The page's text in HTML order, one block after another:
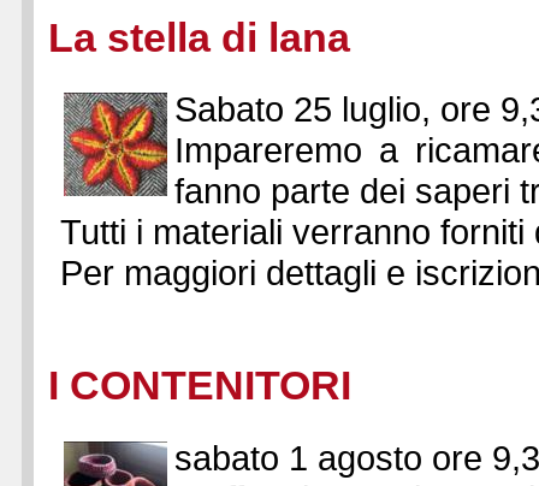
La stella di lana
Sabato 25 luglio, ore
Impareremo a
fanno parte dei saperi
Tutti i materiali verranno
Per maggiori dettagli e
I CONTENITORI
sabato 1 agosto ore